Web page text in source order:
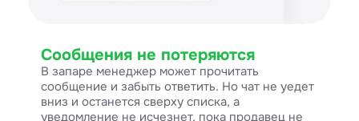
Сообщения не потеряются
В запаре менеджер может прочитать
сообщение и забыть ответить. Но чат не уедет
вниз и останется сверху списка, а
уведомление не исчезнет, пока продавец не